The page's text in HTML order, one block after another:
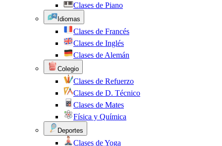
Clases de Piano
Idiomas
Clases de Francés
Clases de Inglés
Clases de Alemán
Colegio
Clases de Refuerzo
Clases de D. Técnico
Clases de Mates
Física y Química
Deportes
Clases de Yoga